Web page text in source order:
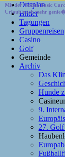
Mit der Velden Basic
Urlaub noch mehr
Ortsplan
Bilder
Tagungen
Gruppenreisen
Casino
Golf
Gemeinde
Archiv
Das
Hunde
9.
27.